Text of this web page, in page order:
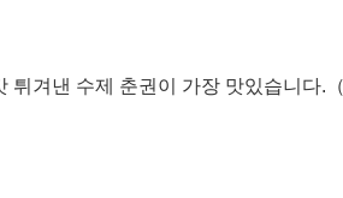
튀겨낸 수제 춘권이 가장 맛있습니다.